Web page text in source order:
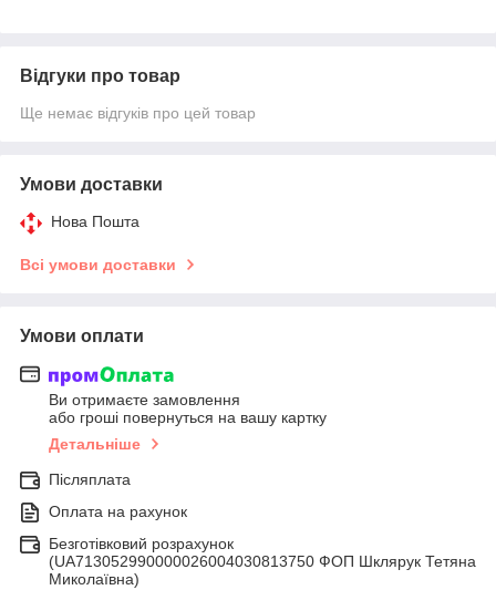
Відгуки про товар
Ще немає відгуків про цей товар
Умови доставки
Нова Пошта
Всі умови доставки
Умови оплати
Ви отримаєте замовлення
або гроші повернуться на вашу картку
Детальніше
Післяплата
Оплата на рахунок
Безготівковий розрахунок
(UA713052990000026004030813750 ФОП Шклярук Тетяна
Миколаївна)